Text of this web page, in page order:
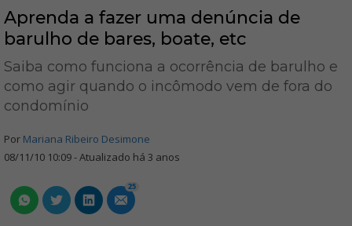
Aprenda a fazer uma denúncia de
barulho de bares, boate, etc
Saiba como funciona a ocorrência de barulho e
como agir quando o incômodo vem de fora do
condomínio
Por Mariana Ribeiro Desimone
08/11/10 10:09 - Atualizado há 3 anos
25